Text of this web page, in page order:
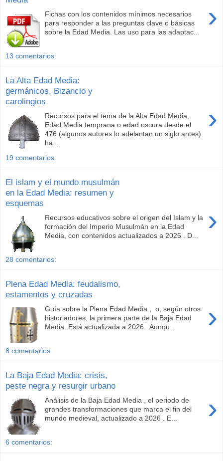
›
Fichas con los contenidos mínimos necesarios
para responder a las preguntas clave o básicas
sobre la Edad Media. Las uso para las adaptac...
13 comentarios:
La Alta Edad Media:
germánicos, Bizancio y
carolingios
›
Recursos para el tema de la Alta Edad Media,
Edad Media temprana o edad oscura desde el
476 (algunos autores lo adelantan un siglo antes)
ha...
19 comentarios:
El islam y el mundo musulmán
en la Edad Media: resumen y
esquemas
›
Recursos educativos sobre el origen del Islam y la
formación del Imperio Musulmán en la Edad
Media, con contenidos actualizados a 2026 . D...
28 comentarios:
Plena Edad Media: feudalismo,
estamentos y cruzadas
›
Guía sobre la Plena Edad Media , o, según otros
historiadores, la primera parte de la Baja Edad
Media. Está actualizada a 2026 . Aunqu...
8 comentarios:
La Baja Edad Media: crisis,
peste negra y resurgir urbano
›
Análisis de la Baja Edad Media , el periodo de
grandes transformaciones que marca el fin del
mundo medieval, actualizado a 2026 . E...
6 comentarios: